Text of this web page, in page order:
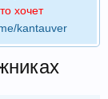
хочет
kantauver